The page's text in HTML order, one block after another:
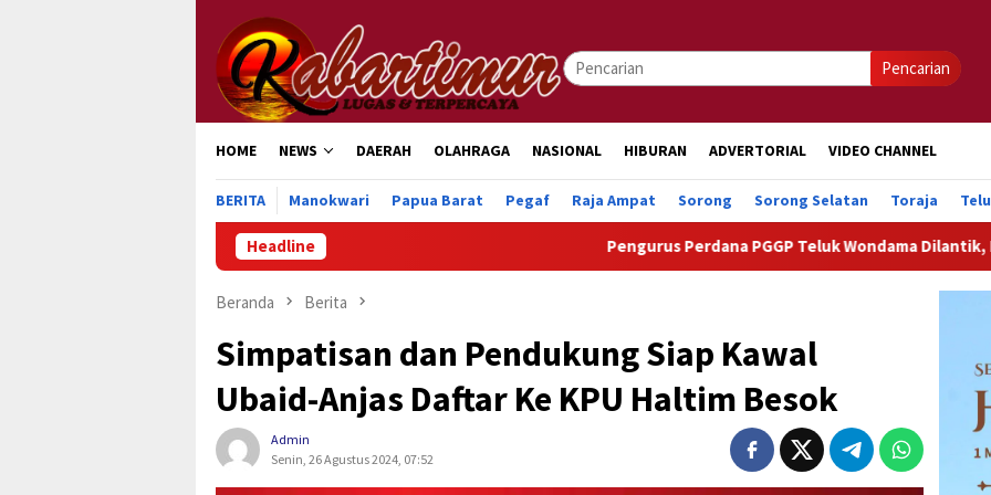
konten
Pencarian
HOME NEWS DAERAH OLAHRAGA NASIONAL HIBURAN ADVERTORIAL VIDEO CHANNEL
BERITA Manokwari Papua Barat Pegaf Raja Ampat Sorong Sorong Selatan Toraja
Headline Pengurus Perdana PGGP Teluk Wondama Dilantik, Dorong
Beranda Berita
Simpatisan dan Pendukung Siap Kawal
Ubaid-Anjas Daftar Ke KPU Haltim Besok
Admin
Senin, 26 Agustus 2024, 07:52